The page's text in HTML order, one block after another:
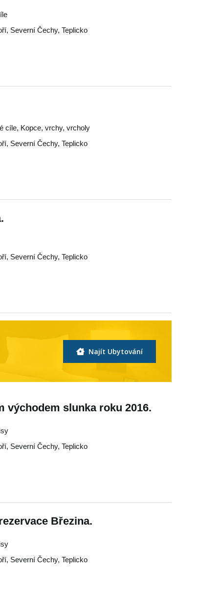
, Severní Čechy, Teplicko
cíle, Kopce, vrchy, vrcholy
, Severní Čechy, Teplicko
, Severní Čechy, Teplicko
Najít Ubytování
východem slunka roku 2016.
, Severní Čechy, Teplicko
Březina.
, Severní Čechy, Teplicko